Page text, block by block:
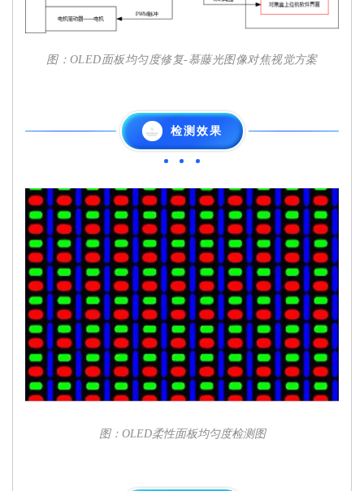
图：OLED面板均匀度修复-慕藤光图像对焦视觉方案
检测效果
图：OLED柔性面板均匀度检测图